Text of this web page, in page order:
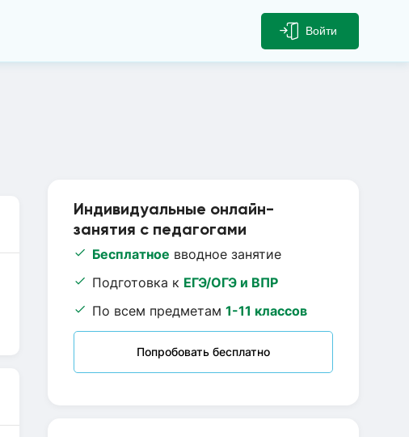
Войти
Индивидуальные онлайн-
занятия с педагогами
Бесплатное вводное занятие
Подготовка к ЕГЭ/ОГЭ и ВПР
По всем предметам 1-11 классов
Попробовать бесплатно